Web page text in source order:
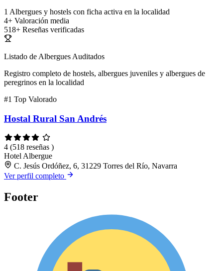
1 Albergues y hostels con ficha activa en la localidad
4+ Valoración media
518+ Reseñas verificadas
Listado de Albergues Auditados
Registro completo de hostels, albergues juveniles y albergues de
peregrinos en la localidad
#1 Top Valorado
Hostal Rural San Andrés
4 (518 reseñas )
Hotel Albergue
C. Jesús Ordóñez, 6, 31229 Torres del Río, Navarra
Ver perfil completo
Footer